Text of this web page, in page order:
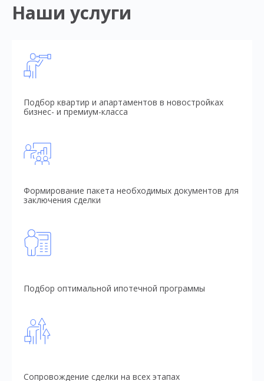
Наши услуги
Подбор квартир и апартаментов в новостройках
бизнес- и премиум-класса
Формирование пакета необходимых документов для
заключения сделки
Подбор оптимальной ипотечной программы
Сопровождение сделки на всех этапах